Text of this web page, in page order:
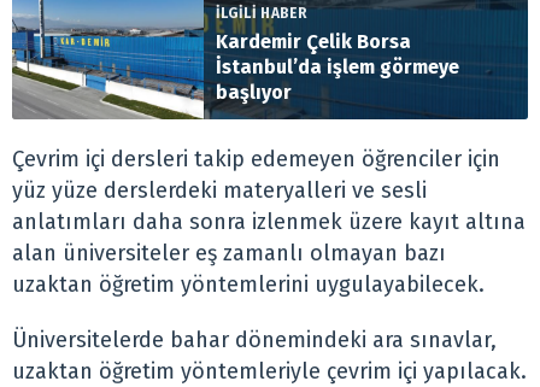
İLGİLİ HABER
Kardemir Çelik Borsa
İstanbul’da işlem görmeye
başlıyor
Çevrim içi dersleri takip edemeyen öğrenciler için
yüz yüze derslerdeki materyalleri ve sesli
anlatımları daha sonra izlenmek üzere kayıt altına
alan üniversiteler eş zamanlı olmayan bazı
uzaktan öğretim yöntemlerini uygulayabilecek.
Üniversitelerde bahar dönemindeki ara sınavlar,
uzaktan öğretim yöntemleriyle çevrim içi yapılacak.